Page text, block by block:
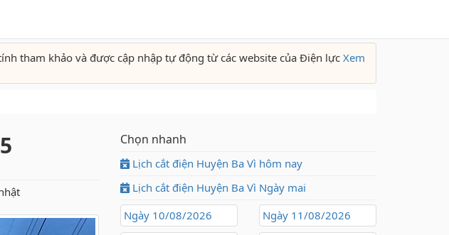
tham khảo và được cập nhập tự động từ các website của Điện lực Xem
Chọn nhanh
Lịch cắt điện Huyện Ba Vì hôm nay
Lịch cắt điện Huyện Ba Vì Ngày mai
Ngày 10/08/2026
Ngày 11/08/2026